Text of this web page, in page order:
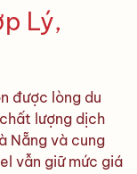
Lý,
được lòng du
lượng dịch
Nẵng và cung
vẫn giữ mức giá